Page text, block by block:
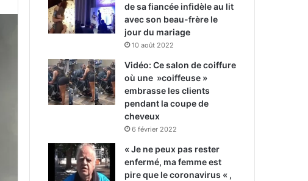
de sa fiancée infidèle au lit
avec son beau-frère le
jour du mariage
10 août 2022
Vidéo: Ce salon de coiffure
où une »coiffeuse »
embrasse les clients
pendant la coupe de
cheveux
6 février 2022
« Je ne peux pas rester
enfermé, ma femme est
pire que le coronavirus « ,